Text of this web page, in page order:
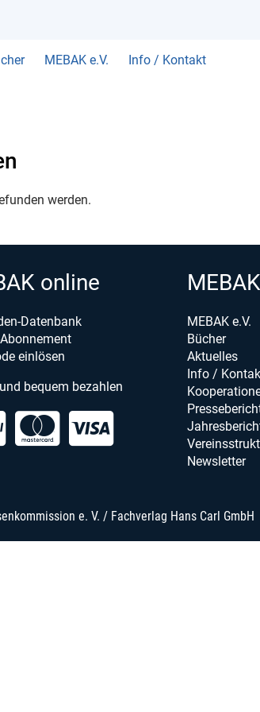
MEBAK e.V. Info / Kontakt
werden.
online
Datenbank
einlösen
bequem bezahlen
MEBAK
MEBAK e.V.
Bücher
Aktuelles
Info /
Newsletter
e. V. / Fachverlag Hans Carl GmbH